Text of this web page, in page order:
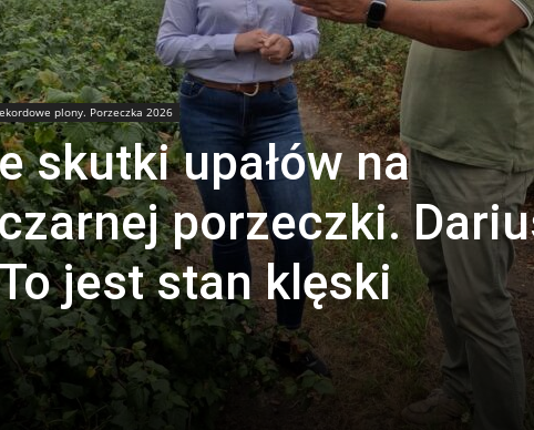
plony. Porzeczka 2026
skutki upałów na
porzeczki.
jest stan klęski